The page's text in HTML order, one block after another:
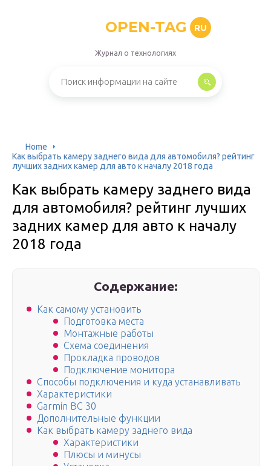
OPEN-TAG RU
Журнал о технологиях
Home
Как выбрать камеру заднего вида для автомобиля? рейтинг
лучших задних камер для авто к началу 2018 года
Как выбрать камеру заднего вида
для автомобиля? рейтинг лучших
задних камер для авто к началу
2018 года
Содержание:
Как самому установить
Подготовка места
Монтажные работы
Схема соединения
Прокладка проводов
Подключение монитора
Способы подключения и куда устанавливать
Характеристики
Garmin BC 30
Дополнительные функции
Как выбрать камеру заднего вида
Характеристики
Плюсы и минусы